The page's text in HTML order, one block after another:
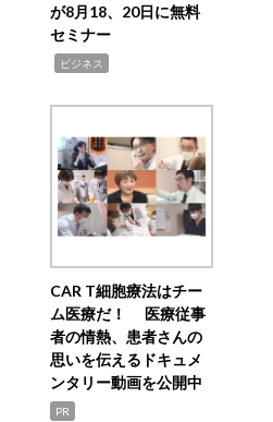
が8月18、20日に無料
セミナー
ビジネス
CAR T細胞療法はチー
ム医療だ！ 医療従事
者の情熱、患者さんの
思いを伝えるドキュメ
ンタリー動画を公開中
PR